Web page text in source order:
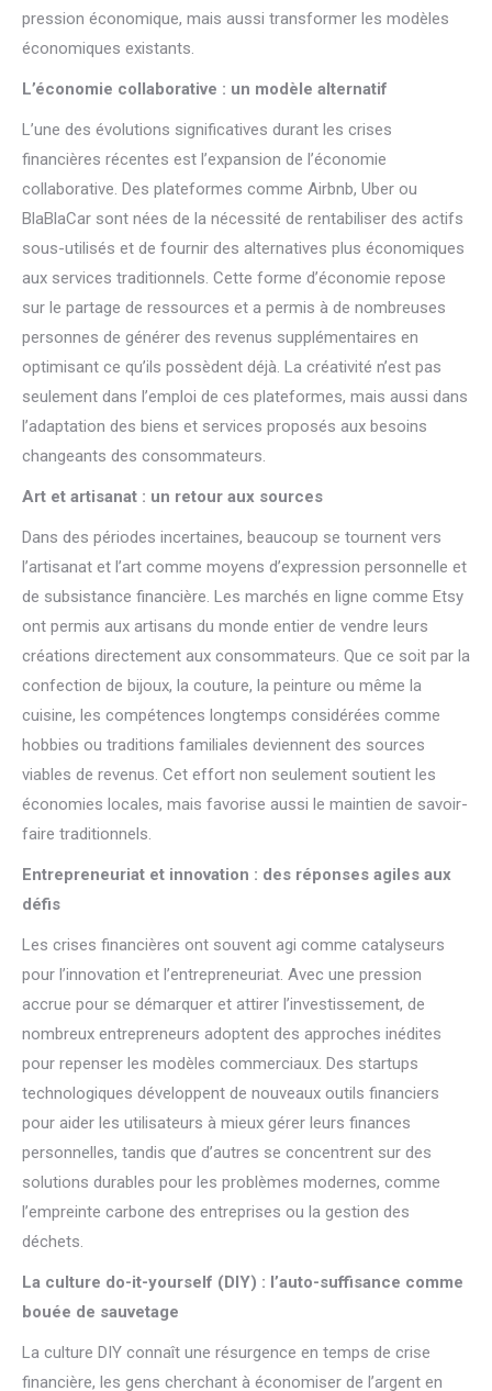
pression économique, mais aussi transformer les modèles
économiques existants.
L’économie collaborative : un modèle alternatif
L’une des évolutions significatives durant les crises
financières récentes est l’expansion de l’économie
collaborative. Des plateformes comme Airbnb, Uber ou
BlaBlaCar sont nées de la nécessité de rentabiliser des actifs
sous-utilisés et de fournir des alternatives plus économiques
aux services traditionnels. Cette forme d’économie repose
sur le partage de ressources et a permis à de nombreuses
personnes de générer des revenus supplémentaires en
optimisant ce qu’ils possèdent déjà. La créativité n’est pas
seulement dans l’emploi de ces plateformes, mais aussi dans
l’adaptation des biens et services proposés aux besoins
changeants des consommateurs.
Art et artisanat : un retour aux sources
Dans des périodes incertaines, beaucoup se tournent vers
l’artisanat et l’art comme moyens d’expression personnelle et
de subsistance financière. Les marchés en ligne comme Etsy
ont permis aux artisans du monde entier de vendre leurs
créations directement aux consommateurs. Que ce soit par la
confection de bijoux, la couture, la peinture ou même la
cuisine, les compétences longtemps considérées comme
hobbies ou traditions familiales deviennent des sources
viables de revenus. Cet effort non seulement soutient les
économies locales, mais favorise aussi le maintien de savoir-
faire traditionnels.
Entrepreneuriat et innovation : des réponses agiles aux
défis
Les crises financières ont souvent agi comme catalyseurs
pour l’innovation et l’entrepreneuriat. Avec une pression
accrue pour se démarquer et attirer l’investissement, de
nombreux entrepreneurs adoptent des approches inédites
pour repenser les modèles commerciaux. Des startups
technologiques développent de nouveaux outils financiers
pour aider les utilisateurs à mieux gérer leurs finances
personnelles, tandis que d’autres se concentrent sur des
solutions durables pour les problèmes modernes, comme
l’empreinte carbone des entreprises ou la gestion des
déchets.
La culture do-it-yourself (DIY) : l’auto-suffisance comme
bouée de sauvetage
La culture DIY connaît une résurgence en temps de crise
financière, les gens cherchant à économiser de l’argent en